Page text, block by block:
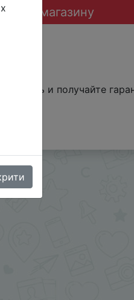
до магазину
и получайте